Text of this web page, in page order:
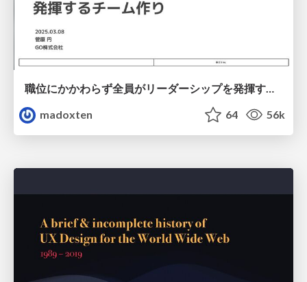
職位にかかわらず全員がリーダーシップを発揮するチーム作り / Building a team where everyone can demonstrate leadership regardless of position
madoxten
64 56k